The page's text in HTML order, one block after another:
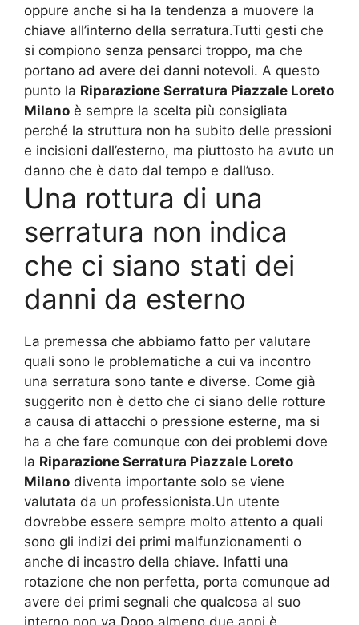
oppure anche si ha la tendenza a muovere la
chiave all’interno della serratura.Tutti gesti che
si compiono senza pensarci troppo, ma che
portano ad avere dei danni notevoli. A questo
punto la Riparazione Serratura Piazzale Loreto
Milano è sempre la scelta più consigliata
perché la struttura non ha subito delle pressioni
e incisioni dall’esterno, ma piuttosto ha avuto un
danno che è dato dal tempo e dall’uso.
Una rottura di una
serratura non indica
che ci siano stati dei
danni da esterno
La premessa che abbiamo fatto per valutare
quali sono le problematiche a cui va incontro
una serratura sono tante e diverse. Come già
suggerito non è detto che ci siano delle rotture
a causa di attacchi o pressione esterne, ma si
ha a che fare comunque con dei problemi dove
la Riparazione Serratura Piazzale Loreto
Milano diventa importante solo se viene
valutata da un professionista.Un utente
dovrebbe essere sempre molto attento a quali
sono gli indizi dei primi malfunzionamenti o
anche di incastro della chiave. Infatti una
rotazione che non perfetta, porta comunque ad
avere dei primi segnali che qualcosa al suo